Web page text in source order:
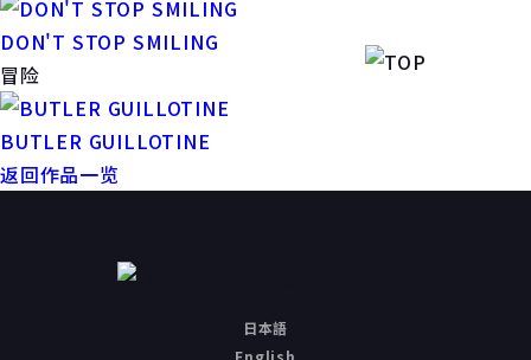
DON'T STOP SMILING
冒险
BUTLER GUILLOTINE
返回作品一览
日本語
English